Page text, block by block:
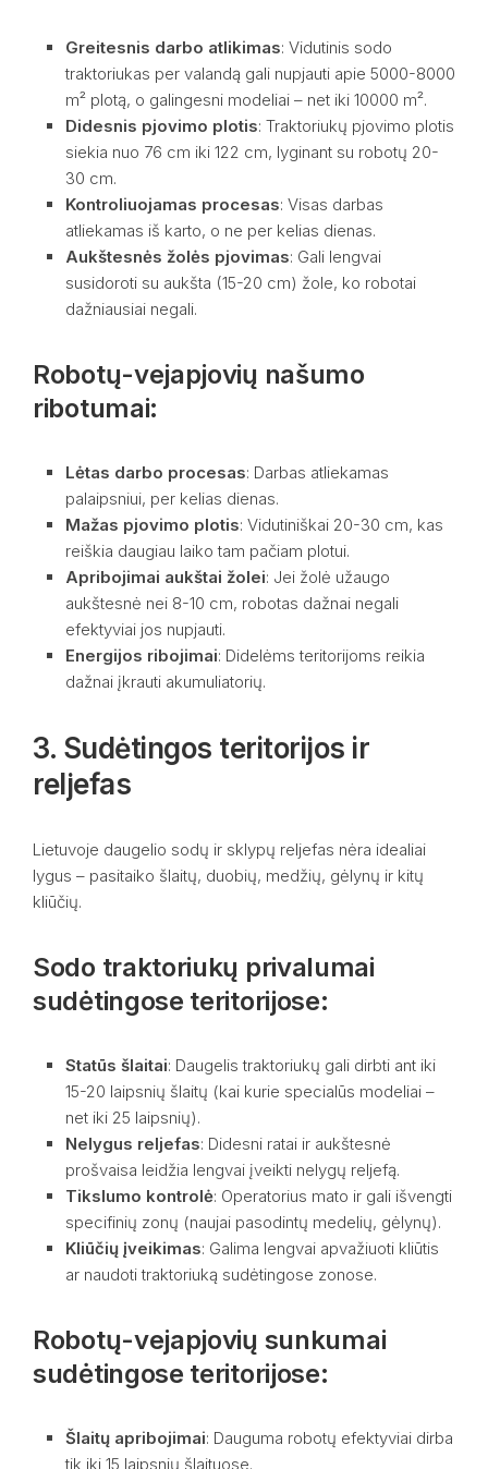
Greitesnis darbo atlikimas: Vidutinis sodo
traktoriukas per valandą gali nupjauti apie 5000-8000
m² plotą, o galingesni modeliai – net iki 10000 m².
Didesnis pjovimo plotis: Traktoriukų pjovimo plotis
siekia nuo 76 cm iki 122 cm, lyginant su robotų 20-
30 cm.
Kontroliuojamas procesas: Visas darbas
atliekamas iš karto, o ne per kelias dienas.
Aukštesnės žolės pjovimas: Gali lengvai
susidoroti su aukšta (15-20 cm) žole, ko robotai
dažniausiai negali.
Robotų-vejapjovių našumo
ribotumai:
Lėtas darbo procesas: Darbas atliekamas
palaipsniui, per kelias dienas.
Mažas pjovimo plotis: Vidutiniškai 20-30 cm, kas
reiškia daugiau laiko tam pačiam plotui.
Apribojimai aukštai žolei: Jei žolė užaugo
aukštesnė nei 8-10 cm, robotas dažnai negali
efektyviai jos nupjauti.
Energijos ribojimai: Didelėms teritorijoms reikia
dažnai įkrauti akumuliatorių.
3. Sudėtingos teritorijos ir
reljefas
Lietuvoje daugelio sodų ir sklypų reljefas nėra idealiai
lygus – pasitaiko šlaitų, duobių, medžių, gėlynų ir kitų
kliūčių.
Sodo traktoriukų privalumai
sudėtingose teritorijose:
Statūs šlaitai: Daugelis traktoriukų gali dirbti ant iki
15-20 laipsnių šlaitų (kai kurie specialūs modeliai –
net iki 25 laipsnių).
Nelygus reljefas: Didesni ratai ir aukštesnė
prošvaisa leidžia lengvai įveikti nelygų reljefą.
Tikslumo kontrolė: Operatorius mato ir gali išvengti
specifinių zonų (naujai pasodintų medelių, gėlynų).
Kliūčių įveikimas: Galima lengvai apvažiuoti kliūtis
ar naudoti traktoriuką sudėtingose zonose.
Robotų-vejapjovių sunkumai
sudėtingose teritorijose:
Šlaitų apribojimai: Dauguma robotų efektyviai dirba
tik iki 15 laipsnių šlaituose.